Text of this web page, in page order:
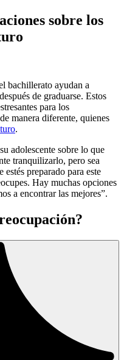
sobre los
bachillerato ayudan a
de graduarse. Estos
para los
manera diferente, quienes
.
adolescente sobre lo que
tranquilizarlo, pero sea
estés preparado para este
Hay muchas opciones
a encontrar las mejores”.